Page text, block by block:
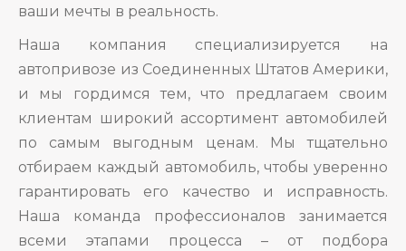
ваши мечты в реальность.
Наша компания специализируется на
автопривозе из Соединенных Штатов Америки,
и мы гордимся тем, что предлагаем своим
клиентам широкий ассортимент автомобилей
по самым выгодным ценам. Мы тщательно
отбираем каждый автомобиль, чтобы уверенно
гарантировать его качество и исправность.
Наша команда профессионалов занимается
всеми этапами процесса – от подбора